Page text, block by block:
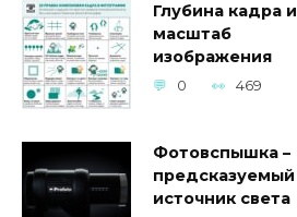
Глубина кадра и
масштаб
изображения
0 469
Фотовспышка –
предсказуемый
источник света